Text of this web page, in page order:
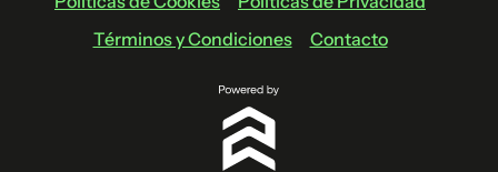
Términos y Condiciones
Contacto